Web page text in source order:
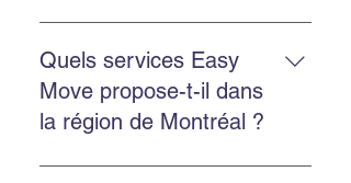
Oui. Easy Move dessert le centre-
ville de Montréal avec une équipe
ponctuelle, professionnelle et
Quels services Easy
Move propose-t-il dans
la région de Montréal ?
Easy Move propose le